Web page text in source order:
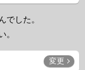
でした。
。
変更